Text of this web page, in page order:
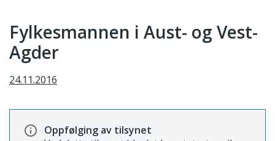
Fylkesmannen i Aust- og Vest-
Agder
24.11.2016
Oppfølging av tilsynet